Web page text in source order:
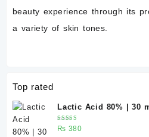
beauty experience through its
a variety of skin tones.
Top rated
Lactic Acid 80% | 30
Exfoliating Chemical
Smooth Skin
Rated
5.00out
₨ 380